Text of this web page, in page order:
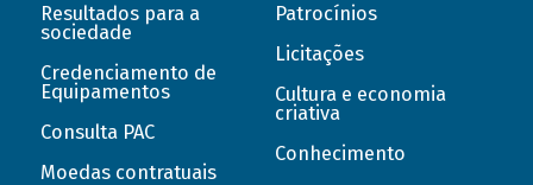
Resultados para a
sociedade
Credenciamento de
Equipamentos
Consulta PAC
Moedas contratuais
Patrocínios
Licitações
Cultura e economia
criativa
Conhecimento